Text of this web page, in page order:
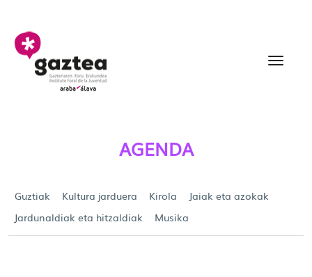
Eduki nagusira joan
AGENDA
Guztiak Kultura jarduera Kirola
Jaiak eta azokak
Jardunaldiak eta hitzaldiak
Musika